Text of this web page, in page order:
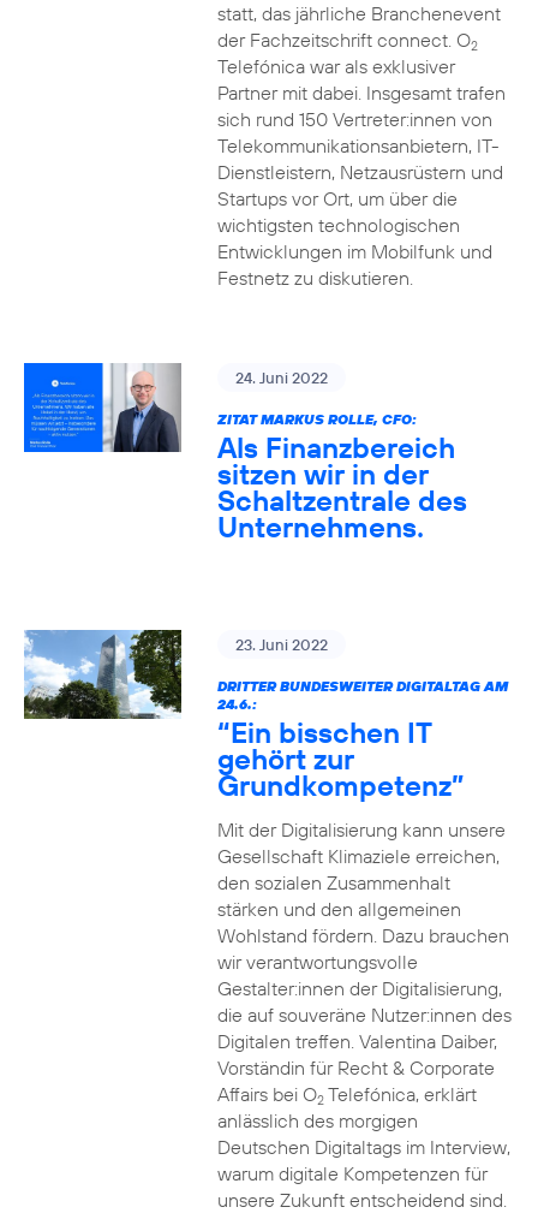
statt, das jährliche Branchenevent
der Fachzeitschrift connect. O2
Telefónica war als exklusiver
Partner mit dabei. Insgesamt trafen
sich rund 150 Vertreter:innen von
Telekommunikationsanbietern, IT-
Dienstleistern, Netzausrüstern und
Startups vor Ort, um über die
wichtigsten technologischen
Entwicklungen im Mobilfunk und
Festnetz zu diskutieren.
24. Juni 2022
ZITAT MARKUS ROLLE, CFO:
Als Finanzbereich
sitzen wir in der
Schaltzentrale des
Unternehmens.
23. Juni 2022
DRITTER BUNDESWEITER DIGITALTAG AM
24.6.:
“Ein bisschen IT
gehört zur
Grundkompetenz”
Mit der Digitalisierung kann unsere
Gesellschaft Klimaziele erreichen,
den sozialen Zusammenhalt
stärken und den allgemeinen
Wohlstand fördern. Dazu brauchen
wir verantwortungsvolle
Gestalter:innen der Digitalisierung,
die auf souveräne Nutzer:innen des
Digitalen treffen. Valentina Daiber,
Vorständin für Recht & Corporate
Affairs bei O2Telefónica, erklärt
anlässlich des morgigen
Deutschen Digitaltags im Interview,
warum digitale Kompetenzen für
unsere Zukunft entscheidend sind.